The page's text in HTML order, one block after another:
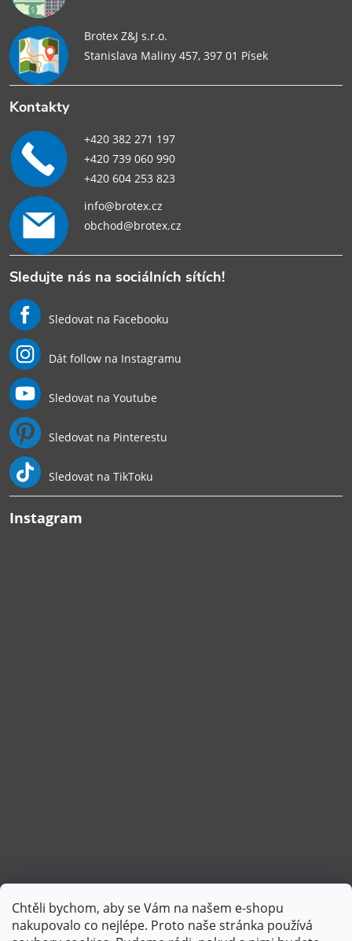
Chtěli bychom, aby se Vám na našem e-shopu
nakupovalo co nejlépe. Proto naše stránka používá
Brotex Z&J s.r.o.
Stanislava Maliny 457, 397 01 Písek
Kontakty
+420 382 271 197
+420 739 060 990
+420 604 253 823
info@brotex.cz
obchod@brotex.cz
Sledujte nás na sociálních sítích!
Sledovat na Facebooku
Dát follow na Instagramu
Sledovat na Youtube
Sledovat na Pinterestu
Sledovat na TikToku
Instagram
Sledovat na Instagramu